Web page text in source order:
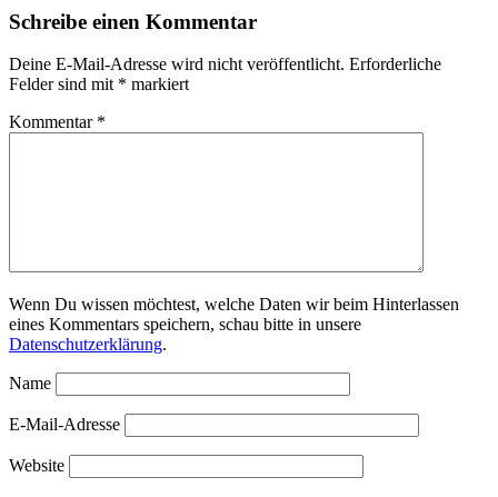
Schreibe einen Kommentar
Deine E-Mail-Adresse wird nicht veröffentlicht. Erforderliche
Felder sind mit * markiert
Kommentar *
Wenn Du wissen möchtest, welche Daten wir beim Hinterlassen
eines Kommentars speichern, schau bitte in unsere
Datenschutzerklärung.
Name
E-Mail-Adresse
Website